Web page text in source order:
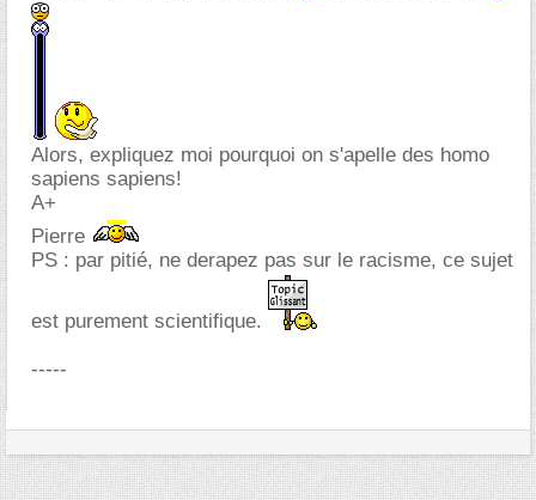
Alors, expliquez moi pourquoi on s'apelle des homo
sapiens sapiens!
A+
Pierre
PS : par pitié, ne derapez pas sur le racisme, ce sujet
est purement scientifique.
-----